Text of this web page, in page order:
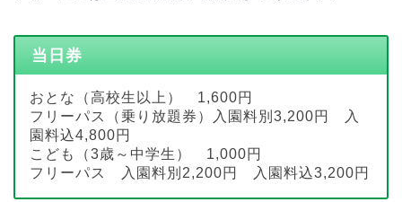
当日券
おとな（高校生以上） 1,600円
フリーパス（乗り放題券）入園料別3,200円 入
園料込4,800円
こども（3歳～中学生） 1,000円
フリーパス 入園料別2,200円 入園料込3,200円